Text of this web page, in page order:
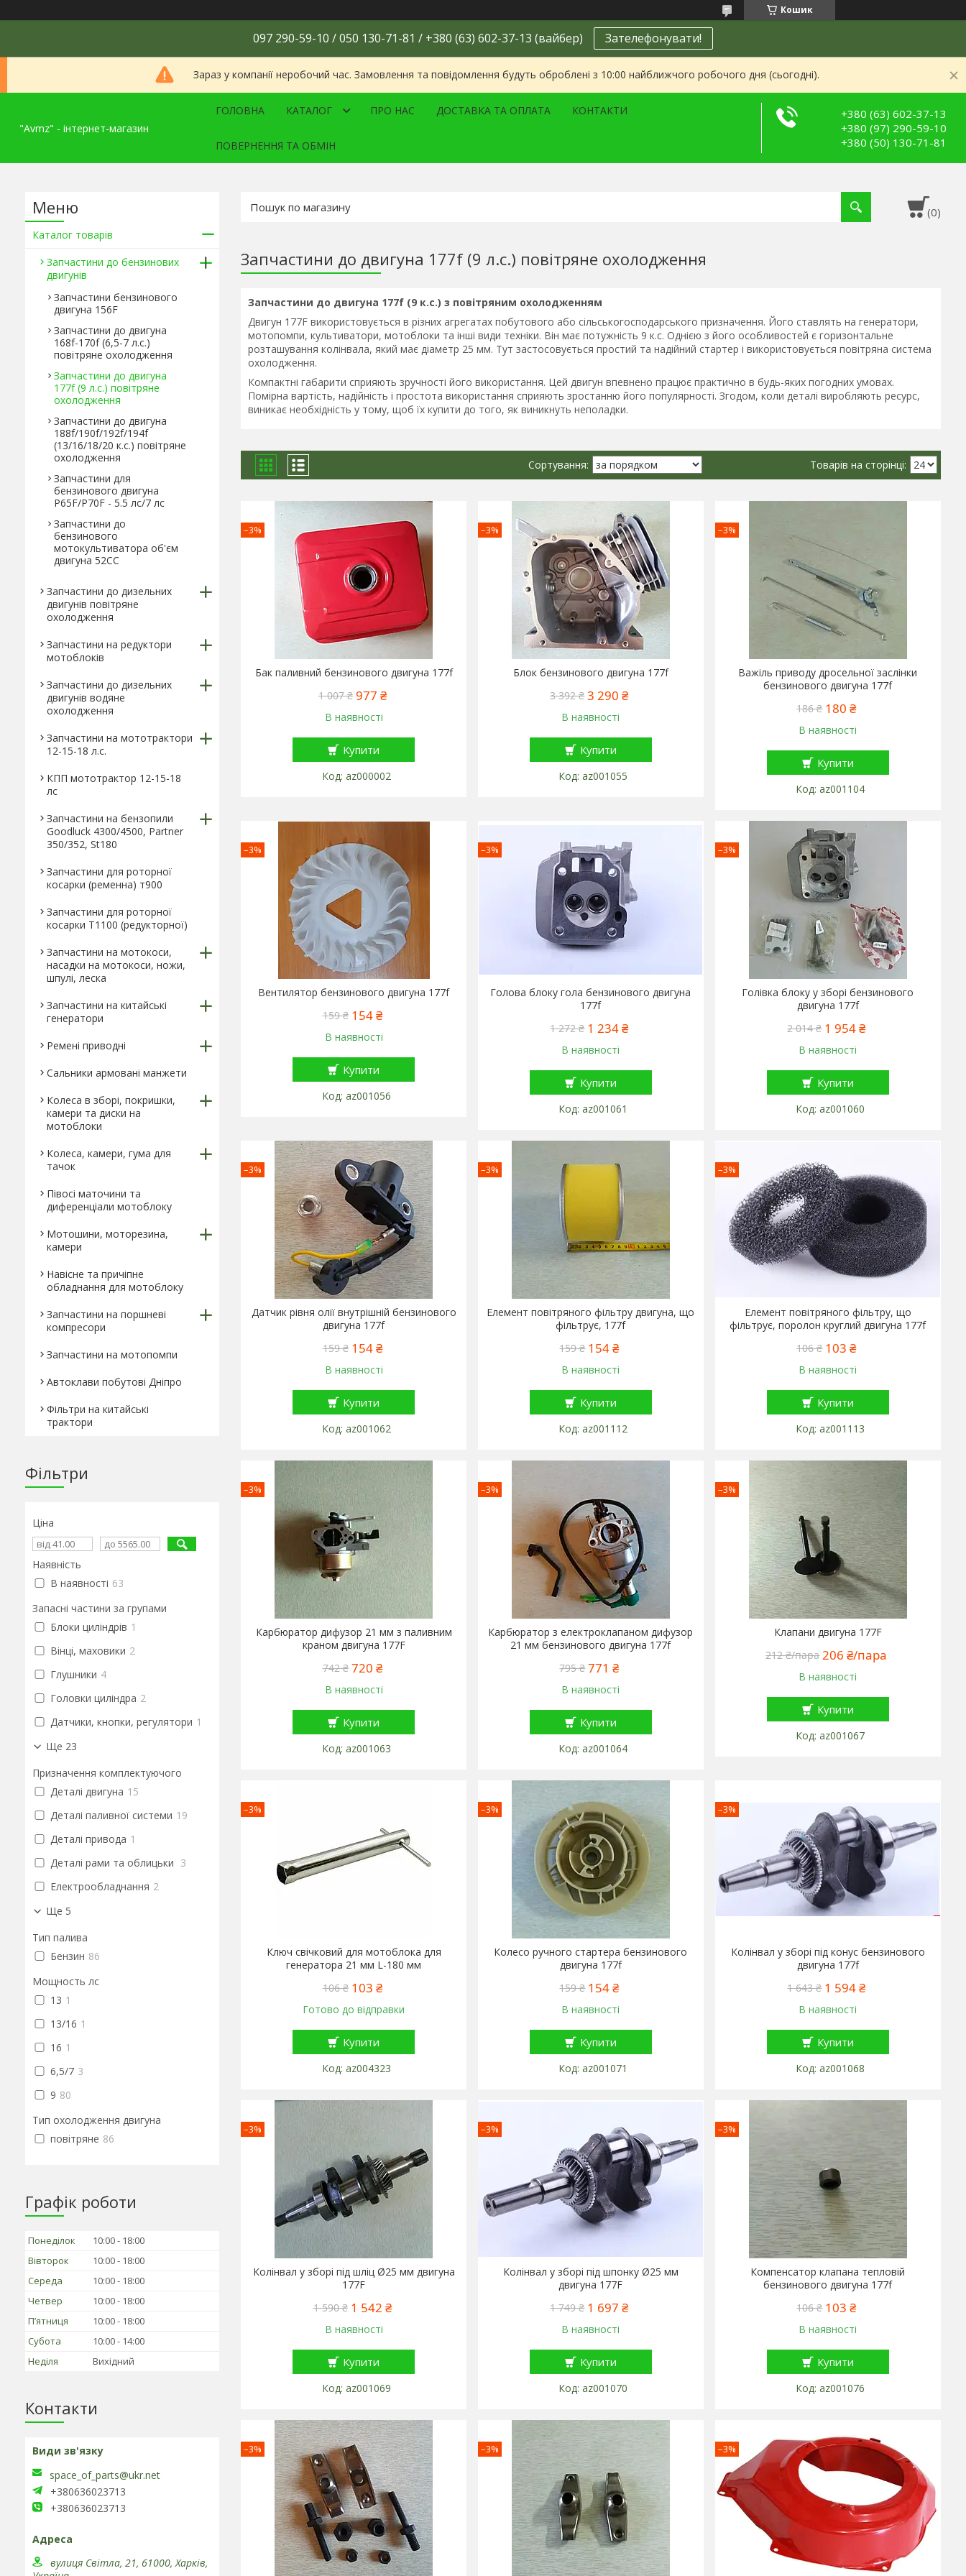
Кошик
097 290-59-10 / 050 130-71-81 / +380 (63) 602-37-13 (вайбер) Зателефонувати!
Зараз у компанії неробочий час. Замовлення та повідомлення будуть оброблені з 10:00 найближчого робочого дня (сьогодні).
"Avmz" - інтернет-магазин
ГОЛОВНА КАТАЛОГ ПРО НАС ДОСТАВКА ТА ОПЛАТА КОНТАКТИ
ПОВЕРНЕННЯ ТА ОБМІН
+380 (63) 602-37-13
+380 (97) 290-59-10
+380 (50) 130-71-81
Запчастини до двигуна 177f (9 л.с.) повітряне охолодження
Запчастини до двигуна 177f (9 к.с.) з повітряним охолодженням
Двигун 177F використовується в різних агрегатах побутового або сільськогосподарського призначення. Його ставлять на генератори,
мотопомпи, культиватори, мотоблоки та інші види техніки. Він має потужність 9 к.с. Однією з його особливостей є горизонтальне
розташування колінвала, який має діаметр 25 мм. Тут застосовується простий та надійний стартер і використовується повітряна система
охолодження.
Компактні габарити сприяють зручності його використання. Цей двигун впевнено працює практично в будь-яких погодних умовах.
Помірна вартість, надійність і простота використання сприяють зростанню його популярності. Згодом, коли деталі виробляють ресурс,
виникає необхідність у тому, щоб їх купити до того, як виникнуть неполадки.
–3%
Бак паливний бензинового двигуна 177f
1 007 ₴ 977 ₴
В наявності
Купити
az000002
–3%
Блок бензинового двигуна 177f
3 392 ₴ 3 290 ₴
В наявності
Купити
az001055
–3%
Важіль приводу дросельної заслінки
бензинового двигуна 177f
186 ₴ 180 ₴
В наявності
Купити
az001104
–3%
Вентилятор бензинового двигуна 177f
159 ₴ 154 ₴
В наявності
Купити
az001056
–3%
Голова блоку гола бензинового двигуна
177f
1 272 ₴ 1 234 ₴
В наявності
Купити
az001061
–3%
Голівка блоку у зборі бензинового
двигуна 177f
2 014 ₴ 1 954 ₴
В наявності
Купити
az001060
–3%
Датчик рівня олії внутрішній бензинового
двигуна 177f
159 ₴ 154 ₴
В наявності
Купити
az001062
–3%
Елемент повітряного фільтру двигуна, що
фільтрує, 177f
159 ₴ 154 ₴
В наявності
Купити
az001112
–3%
Елемент повітряного фільтру, що
фільтрує, поролон круглий двигуна 177f
106 ₴ 103 ₴
В наявності
Купити
az001113
–3%
Карбюратор дифузор 21 мм з паливним
краном двигуна 177F
742 ₴ 720 ₴
В наявності
Купити
az001063
–3%
Карбюратор з електроклапаном дифузор
21 мм бензинового двигуна 177f
795 ₴ 771 ₴
В наявності
Купити
az001064
–3%
Клапани двигуна 177F
212 ₴/пара 206 ₴/пара
В наявності
Купити
az001067
–3%
Ключ свічковий для мотоблока для
генератора 21 мм L-180 мм
106 ₴ 103 ₴
Готово до відправки
Купити
az004323
–3%
Колесо ручного стартера бензинового
двигуна 177f
159 ₴ 154 ₴
В наявності
Купити
az001071
–3%
Колінвал у зборі під конус бензинового
двигуна 177f
1 643 ₴ 1 594 ₴
В наявності
Купити
az001068
–3%
Колінвал у зборі під шліц Ø25 мм двигуна
177F
1 590 ₴ 1 542 ₴
В наявності
Купити
az001069
–3%
Колінвал у зборі під шпонку Ø25 мм
двигуна 177F
1 749 ₴ 1 697 ₴
В наявності
Купити
az001070
–3%
Компенсатор клапана тепловій
бензинового двигуна 177f
106 ₴ 103 ₴
В наявності
Купити
az001076
–3% –3% –3%
Каталог товарів
Запчастини до бензинових
двигунів
Запчастини бензинового
двигуна 156F
Запчастини до двигуна
168f-170f (6,5-7 л.с.)
повітряне охолодження
Запчастини до двигуна
177f (9 л.с.) повітряне
охолодження
Запчастини до двигуна
188f/190f/192f/194f
(13/16/18/20 к.с.) повітряне
охолодження
Запчастини для
бензинового двигуна
P65F/P70F - 5.5 лс/7 лс
Запчастини до
бензинового
мотокультиватора об'єм
двигуна 52СС
Запчастини до дизельних
двигунів повітряне
охолодження
Запчастини на редуктори
мотоблоків
Запчастини до дизельних
двигунів водяне
охолодження
Запчастини на мототрактори
12-15-18 л.с.
КПП мототрактор 12-15-18
лс
Запчастини на бензопили
Goodluck 4300/4500, Partner
350/352, St180
Запчастини для роторної
косарки (ременна) т900
Запчастини для роторної
косарки Т1100 (редукторної)
Запчастини на мотокоси,
насадки на мотокоси, ножи,
шпулі, леска
Запчастини на китайські
генератори
Ремені приводні
Сальники армовані манжети
Колеса в зборі, покришки,
камери та диски на
мотоблоки
Колеса, камери, гума для
тачок
Півосі маточини та
диференціали мотоблоку
Мотошини, моторезина,
камери
Навісне та причіпне
обладнання для мотоблоку
Запчастини на поршневі
компресори
Запчастини на мотопомпи
Автоклави побутові Дніпро
Фільтри на китайські
трактори
Фільтри
Ціна
Наявність
В наявності 63
Запасні частини за групами
Блоки циліндрів 1
Вінці, маховики 2
Глушники 4
Головки циліндра 2
Датчики, кнопки, регулятори 1
Ще 23
Призначення комплектуючого
Деталі двигуна 15
Деталі паливної системи 19
Деталі привода 1
Деталі рами та облицьки 3
Електрообладнання 2
Ще 5
Тип палива
Бензин 86
Мощность лс
13 1
13/16 1
16 1
6,5/7 3
9 80
Тип охолодження двигуна
повітряне 86
Графік роботи
Понеділок 10:00
18:00
Вівторок
10:00
18:00
Середа
10:00
18:00
Четвер
10:00
18:00
Пʼятниця
10:00
18:00
Субота
10:00
14:00
Неділя
Вихідний
Контакти
space_of_parts@ukr.net
+380636023713
+380636023713
вулиця Світла, 21, 61000, Харків,